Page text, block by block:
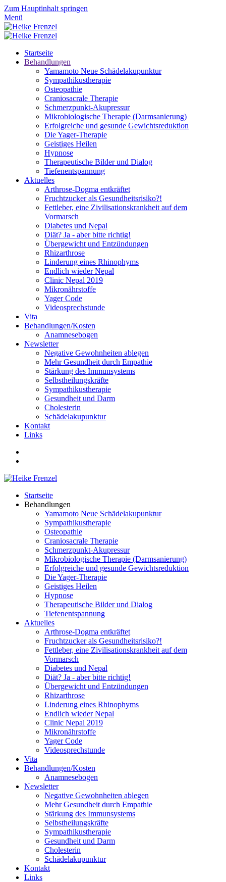
Zum Hauptinhalt springen
Menü
Startseite
Behandlungen
Yamamoto Neue Schädelakupunktur
Sympathikustherapie
Osteopathie
Craniosacrale Therapie
Schmerzpunkt-Akupressur
Mikrobiologische Therapie (Darmsanierung)
Erfolgreiche und gesunde Gewichtsreduktion
Die Yager-Therapie
Geistiges Heilen
Hypnose
Therapeutische Bilder und Dialog
Tiefenentspannung
Aktuelles
Arthrose-Dogma entkräftet
Fruchtzucker als Gesundheitsrisiko?!
Fettleber, eine Zivilisationskrankheit auf dem
Vormarsch
Diabetes und Nepal
Diät? Ja - aber bitte richtig!
Übergewicht und Entzündungen
Rhizarthrose
Linderung eines Rhinophyms
Endlich wieder Nepal
Clinic Nepal 2019
Mikronährstoffe
Yager Code
Videosprechstunde
Vita
Behandlungen/Kosten
Anamnesebogen
Newsletter
Negative Gewohnheiten ablegen
Mehr Gesundheit durch Empathie
Stärkung des Immunsystems
Selbstheilungskräfte
Sympathikustherapie
Gesundheit und Darm
Cholesterin
Schädelakupunktur
Kontakt
Links
Startseite
Behandlungen
Yamamoto Neue Schädelakupunktur
Sympathikustherapie
Osteopathie
Craniosacrale Therapie
Schmerzpunkt-Akupressur
Mikrobiologische Therapie (Darmsanierung)
Erfolgreiche und gesunde Gewichtsreduktion
Die Yager-Therapie
Geistiges Heilen
Hypnose
Therapeutische Bilder und Dialog
Tiefenentspannung
Aktuelles
Arthrose-Dogma entkräftet
Fruchtzucker als Gesundheitsrisiko?!
Fettleber, eine Zivilisationskrankheit auf dem
Vormarsch
Diabetes und Nepal
Diät? Ja - aber bitte richtig!
Übergewicht und Entzündungen
Rhizarthrose
Linderung eines Rhinophyms
Endlich wieder Nepal
Clinic Nepal 2019
Mikronährstoffe
Yager Code
Videosprechstunde
Vita
Behandlungen/Kosten
Anamnesebogen
Newsletter
Negative Gewohnheiten ablegen
Mehr Gesundheit durch Empathie
Stärkung des Immunsystems
Selbstheilungskräfte
Sympathikustherapie
Gesundheit und Darm
Cholesterin
Schädelakupunktur
Kontakt
Links